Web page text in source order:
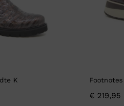
K
€ 219,95